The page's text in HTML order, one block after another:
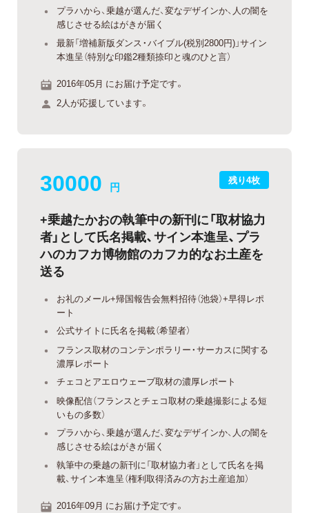
プラハから、乗越が選んだ、変なデザインか、人の闇を
感じさせる絵はがきが届く
最新「増補新版ダンス・バイブル(税別2800円)」サイン
本進呈（特別な印鑑2種類捺印と魂のひと言）
2016年05月 にお届け予定です。
2人が応援しています。
残り4枚
30000 円
+乗越たかおの執筆中の新刊に「取材協力
者」として氏名掲載、サイン本進呈、プラ
ハのカフカ博物館のカフカ的なお土産を
送る
お礼のメール+帰国報告会無料招待（池袋）+早得レポ
ート
公式サイトに氏名を掲載（希望者）
フランス取材のコンテンポラリー・サーカスに関する
濃厚レポート
チェコとアエロウェーブ取材の濃厚レポート
映像配信（フランスとチェコ取材の乗越撮影による短
いもの多数）
プラハから、乗越が選んだ、変なデザインか、人の闇を
感じさせる絵はがきが届く
執筆中の乗越の新刊に「取材協力者」として氏名を掲
載、サイン本進呈（権利取得済みの方お土産追加）
2016年09月 にお届け予定です。